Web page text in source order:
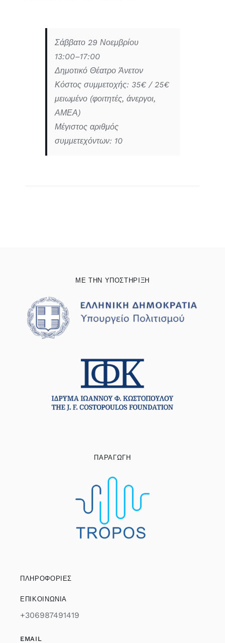
Σάββατο 29 Νοεμβρίου
13:00–17:00
Δημοτικό Θέατρο Άνετον
Κόστος συμμετοχής: 35€ / 25€
μειωμένο (φοιτητές, άνεργοι,
ΑΜΕΑ)
Μέγιστος αριθμός
συμμετεχόντων: 10
ΜΕ ΤΗΝ ΥΠΟΣΤΗΡΙΞΗ
ΠΑΡΑΓΩΓΗ
ΠΛΗΡΟΦΟΡΙΕΣ
ΕΠΙΚΟΙΝΩΝΙΑ
+306987491419
EMAIL